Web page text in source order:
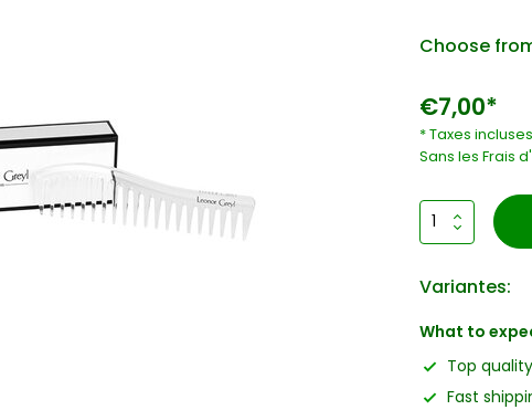
Choose
€7,00*
* Taxes incluses
Sans les Frais
Variantes:
What to
Top
Fast